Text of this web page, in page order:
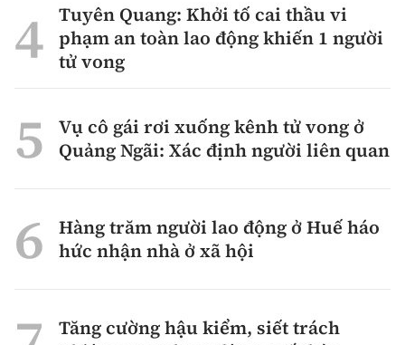
Tuyên Quang: Khởi tố cai thầu vi
phạm an toàn lao động khiến 1 người
tử vong
Vụ cô gái rơi xuống kênh tử vong ở
Quảng Ngãi: Xác định người liên quan
Hàng trăm người lao động ở Huế háo
hức nhận nhà ở xã hội
Tăng cường hậu kiểm, siết trách